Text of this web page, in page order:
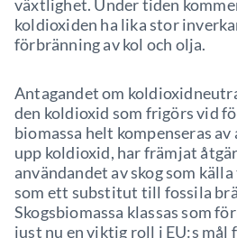
växtlighet. Under tiden
koldioxiden ha lika stor
förbränning av kol och olja.
Antagandet om
den koldioxid som frigörs vid
biomassa helt kompenseras
upp koldioxid, har främjat
användandet av skog som
som ett substitut till fossila
Skogsbiomassa klassas som
just nu en viktig roll i EU:s mål